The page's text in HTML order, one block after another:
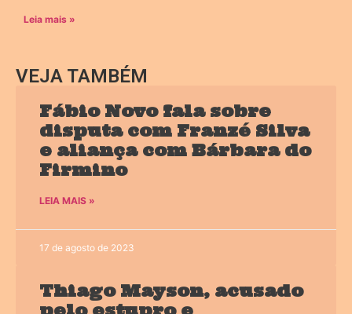
Leia mais »
VEJA TAMBÉM
Fábio Novo fala sobre
disputa com Franzé Silva
e aliança com Bárbara do
Firmino
LEIA MAIS »
17 de agosto de 2023
Thiago Mayson, acusado